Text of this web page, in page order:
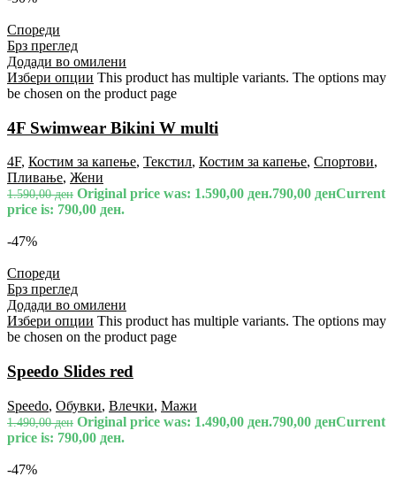
Спореди
Брз преглед
Додади во омилени
Избери опции This product has multiple variants. The options may
be chosen on the product page
4F Swimwear Bikini W multi
4F, Костим за капење, Текстил, Костим за капење, Спортови,
Пливање, Жени
1.590,00ден Original price was: 1.590,00 ден.790,00 денCurrent
price is: 790,00 ден.
-47%
Спореди
Брз преглед
Додади во омилени
Избери опции This product has multiple variants. The options may
be chosen on the product page
Speedo Slides red
Speedo, Обувки, Влечки, Мажи
1.490,00ден Original price was: 1.490,00 ден.790,00 денCurrent
price is: 790,00 ден.
-47%